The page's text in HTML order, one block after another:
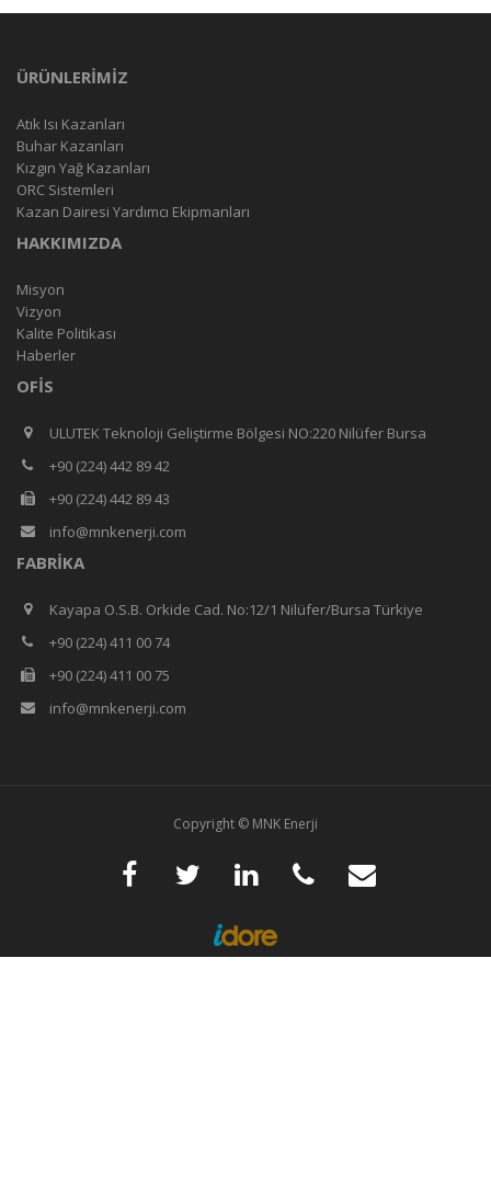
ÜRÜNLERİMİZ
Atık Isı Kazanları
Buhar Kazanları
Kızgın Yağ Kazanları
ORC Sistemleri
Kazan Dairesi Yardımcı Ekipmanları
HAKKIMIZDA
Misyon
Vizyon
Kalite Politikası
Haberler
OFIS
ULUTEK Teknoloji Geliştirme Bölgesi NO:220 Nilüfer Bursa
+90 (224) 442 89 42
+90 (224) 442 89 43
info@mnkenerji.com
FABRIKA
Kayapa O.S.B. Orkide Cad. No:12/1 Nilüfer/Bursa Türkiye
+90 (224) 411 00 74
+90 (224) 411 00 75
info@mnkenerji.com
Copyright © MNK Enerji